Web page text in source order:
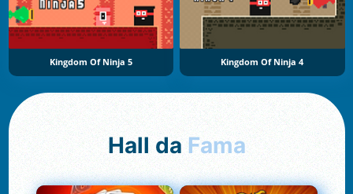
Kingdom Of Ninja 5 Kingdom Of Ninja 4
Hall da Fama